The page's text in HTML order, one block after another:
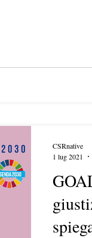
CSRnative
1 lug 2021